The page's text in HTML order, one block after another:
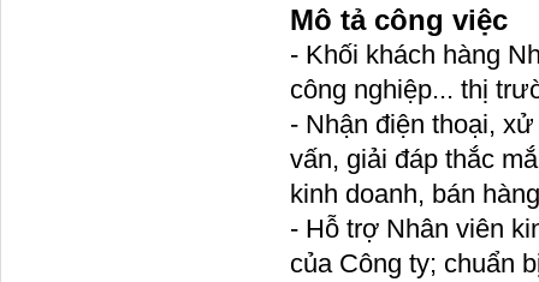
Mô tả công việc
- Khối khách hàng
công nghiệp... thị
- Nhận điện thoại,
vấn, giải đáp thắc
kinh doanh, bán
- Hỗ trợ Nhân viên
của Công ty; chuẩn